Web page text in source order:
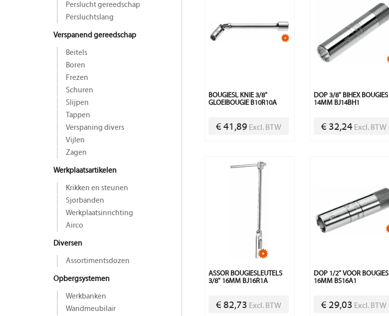
Perslucht gereedschap
Persluchtslang
Verspanend gereedschap
Beitels
Boren
Frezen
Schuren
Slijpen
Tappen
Verspaning divers
Vijlen
Zagen
Werkplaatsartikelen
Krikken en steunen
Sjorbanden
Werkplaatsinrichting
Airco
Diversen
Assortimentsdozen
Opbergsystemen
Werkbanken
Wandmeubilair
BOUGIESL KNIE 3/8"
GLOEIBOUGIE B10R10A
€ 41,89 Excl. BTW
DOP 3/8" BIHEX BOUGIES
14MM BJ14BH1
€ 32,24 Excl. BTW
ASSOR BOUGIESLEUTELS
3/8" 16MM BJ16R1A
€ 82,73 Excl. BTW
DOP 1/2" VOOR BOUGIES
16MM BS16A1
€ 29,03 Excl. BTW